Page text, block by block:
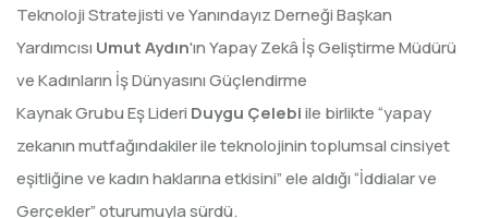
Teknoloji Stratejisti ve Yanındayız Derneği Başkan
Yardımcısı Umut Aydın'ın Yapay Zekâ İş Geliştirme Müdürü
ve Kadınların İş Dünyasını Güçlendirme
Kaynak Grubu Eş Lideri Duygu Çelebiile birlikte “yapay
zekanın mutfağındakiler ile teknolojinin toplumsal cinsiyet
eşitliğine ve kadın haklarına etkisini” ele aldığı “İddialar ve
Gerçekler” oturumuyla sürdü.